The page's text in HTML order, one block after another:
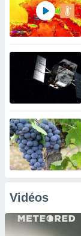
Vidéos